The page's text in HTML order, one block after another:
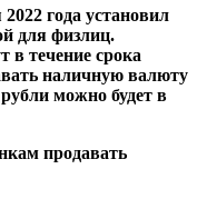
года установил
для физлиц.
в течение срока
наличную валюту
можно будет в